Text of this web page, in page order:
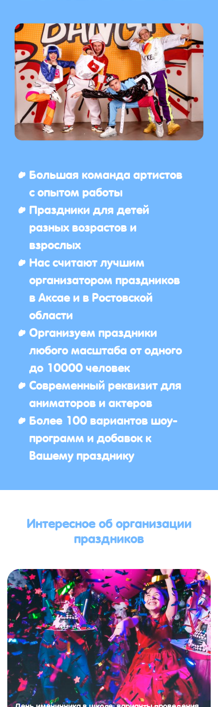
Большая команда артистов
с опытом работы
Праздники для детей
разных возрастов и
взрослых
Нас считают лучшим
организатором праздников
в Аксае и в Ростовской
области
Организуем праздники
любого масштаба от одного
до 10000 человек
Современный реквизит для
аниматоров и актеров
Более 100 вариантов шоу-
программ и добавок к
Вашему празднику
Интересное об организации
праздников